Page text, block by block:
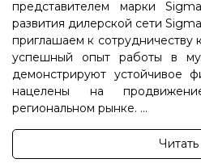
представителем марки
развития дилерской сети
приглашаем к
успешный опыт работы в
демонстрируют устойчивое
нацелены на
региональном рынке. ...
Читать